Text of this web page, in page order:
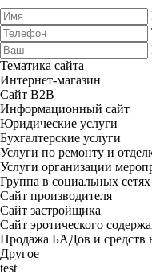
Тематика сайта
Интернет-магазин
Сайт B2B
Информационный сайт
Юридические услуги
Бухгалтерские услуги
Услуги по ремонту и
Услуги организации
Группа в социальных сетях
Сайт производителя
Сайт застройщика
Сайт эротического
Продажа БАДов и средств
Другое
test